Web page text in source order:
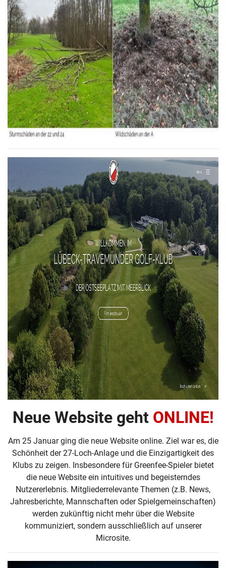
Neue Website geht ONLINE!
Am 25 Januar ging die neue Website online. Ziel war es, die
Schönheit der 27-Loch-Anlage und die Einzigartigkeit des
Klubs zu zeigen. Insbesondere für Greenfee-Spieler bietet
die neue Website ein intuitives und begeisterndes
Nutzererlebnis. Mitgliederrelevante Themen (z.B. News,
Jahresberichte, Mannschaften oder Spielgemeinschaften)
werden zukünftig nicht mehr über die Website
kommuniziert, sondern ausschließlich auf unserer
Microsite.